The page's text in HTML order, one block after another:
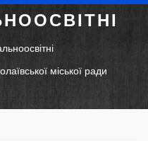
міської ради